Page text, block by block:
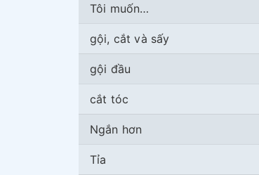
Tôi muốn…
gội, cắt và sấy
gội đầu
cắt tóc
Ngắn hơn
Tỉa